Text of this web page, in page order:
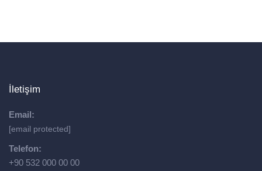
İletişim
Email:
[email protected]
Telefon:
+90 532 000 00 00